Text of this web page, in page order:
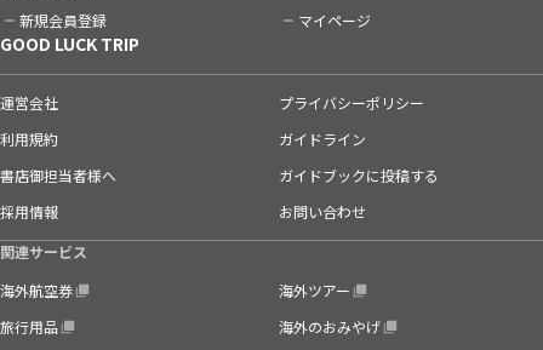
新規会員登録 マイページ
GOOD LUCK TRIP
運営会社
プライバシーポリシー
利用規約
ガイドライン
書店御担当者様へ
ガイドブックに投稿する
採用情報
お問い合わせ
関連サービス
海外航空券
海外ツアー
旅行用品
海外のおみやげ